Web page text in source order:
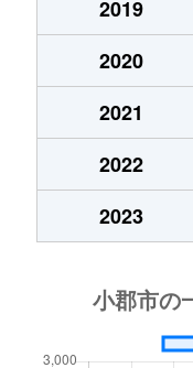
2019
2020
2021
2022
2023